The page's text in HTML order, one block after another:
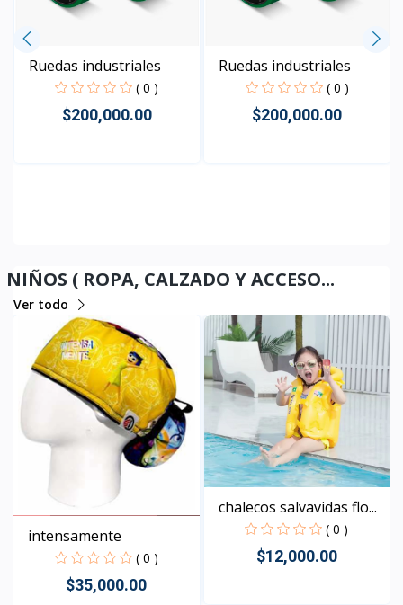
Ruedas industriales
( 0 )
$200,000.00
Ruedas industriales
( 0 )
$200,000.00
NIÑOS ( ROPA, CALZADO Y ACCESO...
Ver todo
intensamente
( 0 )
$35,000.00
chalecos salvavidas flo...
( 0 )
$12,000.00